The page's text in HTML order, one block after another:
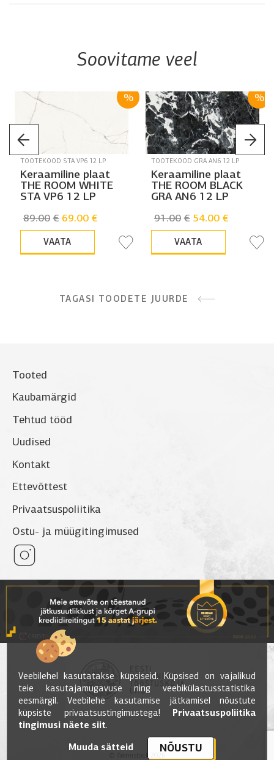
Soovitame veel
%
TOOTEKOOD STA VP6 12 LP
Keraamiline plaat
THE ROOM WHITE
STA VP6 12 LP
€
89.00
Algne
hind
€89.00.
€
69.00
Praegune
hind
€69.00.VAATA
%
TOOTEKOOD GRA AN6 12 LP
Keraamiline plaat
THE ROOM BLACK
GRA AN6 12 LP
€
91.00
Algne
hind
€91.00.
€
54.00
Praegune
hind
€54.00.VAATA
TAGASI TOODETE JUURDE
Tooted
Kaubamärgid
Tehtud tööd
Uudised
Kontakt
Ettevõttest
Privaatsuspoliitika
Ostu- ja müügitingimused
© Wermstock 2026
Veebilehel kasutatakse küpsiseid. Küpsised on vajalikud
teie kasutajamugavuse ning veebikülastusstatistika
eesmärgil. Veebilehe kasutamise jätkamisel nõustute
küpsiste privaatsustingimustega! Privaatsuspoliitika
tingimusi näete siit.
NÕUSTU
Muuda sätteid